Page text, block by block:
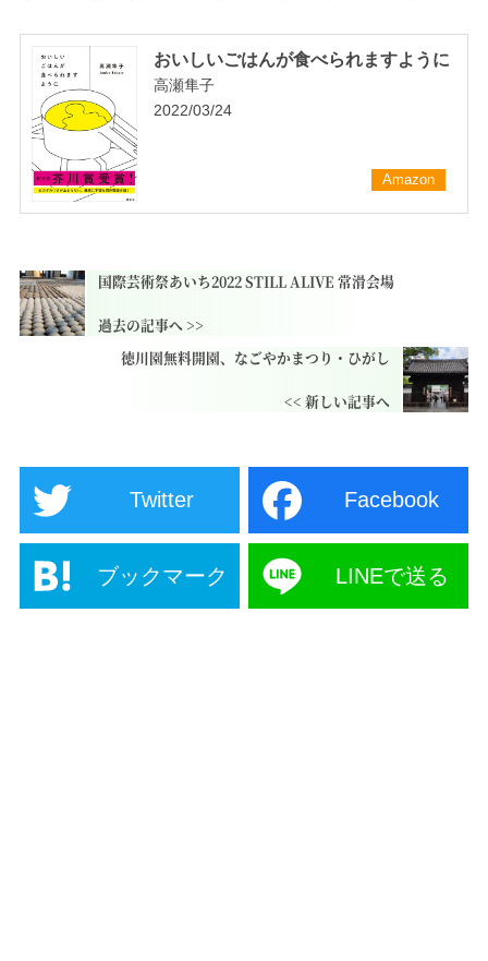
おいしいごはんが食べられますように
高瀬隼子
2022/03/24
Amazon
国際芸術祭あいち2022 STILL ALIVE 常滑会場
徳川園無料開園、なごやかまつり・ひがし
Twitter Facebook
ブックマーク LINEで送る